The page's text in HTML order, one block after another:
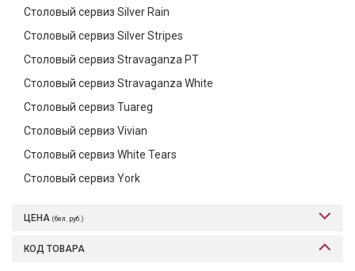
Столовый сервиз Silver Rain
Столовый сервиз Silver Stripes
Столовый сервиз Stravaganza PT
Столовый сервиз Stravaganza White
Столовый сервиз Tuareg
Столовый сервиз Vivian
Столовый сервиз White Tears
Столовый сервиз York
ЦЕНА (бел. руб.)
КОД ТОВАРА